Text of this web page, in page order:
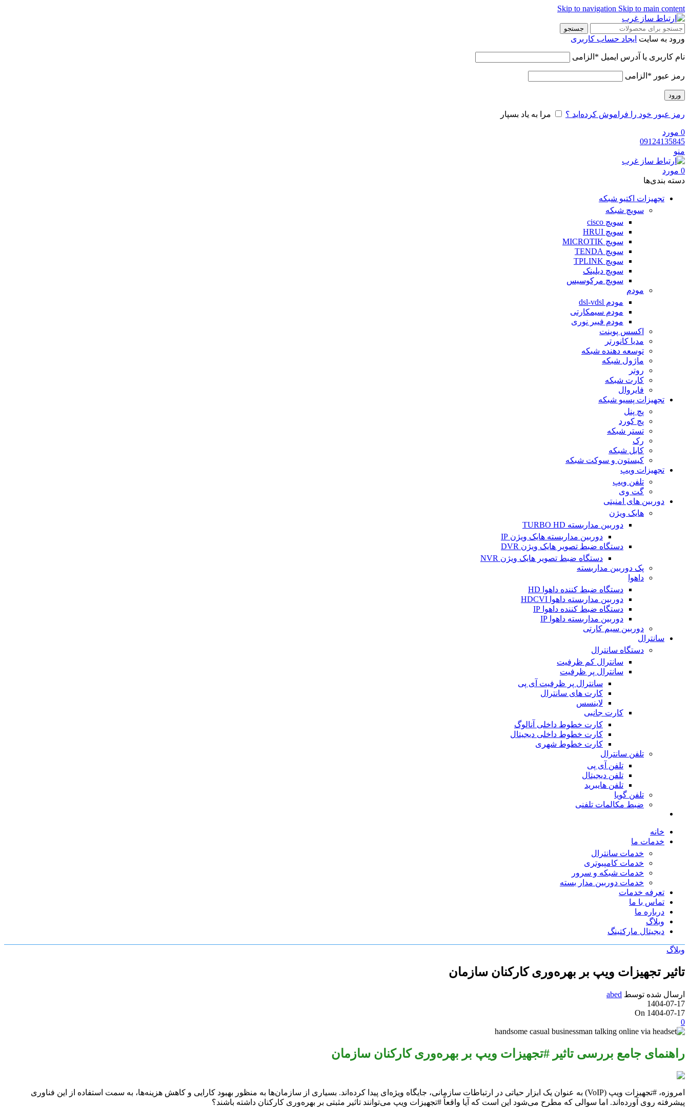
Skip to navigation Skip to main content
جستجو
ورود به سایت ایجاد حساب کاربری
نام کاربری یا آدرس ایمیل * الزامی
رمز عبور * الزامی
ورود
رمز عبور خود را فراموش کرده‌اید ؟ مرا به یاد بسپار
0 مورد
09124135845
منو
0 مورد
دسته‌ بندی‌ها
تجهیزات اکتیو شبکه
سویچ شبکه
سویچ cisco
سویچ HRUI
سویچ MICROTIK
سویچ TENDA
سویچ TPLINK
سویچ دیلینک
سویچ مرکوسیس
مودم
مودم dsl-vdsl
مودم سیمکارتی
مودم فیبر نوری
اکسس پوینت
مدیا کانورتر
توسعه دهنده شبکه
ماژول شبکه
روتر
کارت شبکه
فایروال
تجهیزات پسیو شبکه
پچ پنل
پچ کورد
تستر شبکه
رک
کابل شبکه
کیستون و سوکت شبکه
تجهیزات ویپ
تلفن ویپ
گت وی
دوربین های امنیتی
هایک ویژن
دوربین مداربسته TURBO HD
دوربین مداربسته هایک ویژن IP
دستگاه ضبط تصویر هایک ویژن DVR
دستگاه ضبط تصویر هایک ویژن NVR
پک دوربین مداربسته
داهوا
دستگاه ضبط کننده داهوا HD
دوربین مداربسته داهوا HDCVI
دستگاه ضبط کننده داهوا IP
دوربین مداربسته داهوا IP
دوربین سیم کارتی
سانترال
دستگاه سانترال
سانترال کم ظرفیت
سانترال پر ظرفیت
سانترال پر ظرفیت آی پی
کارت های سانترال
لاینسس
کارت جانبی
کارت خطوط داخلی آنالوگ
کارت خطوط داخلی دیجیتال
کارت خطوط شهری
تلفن سانترال
تلفن آی پی
تلفن دیجیتال
تلفن هایبرید
تلفن گویا
ضبط مکالمات تلفنی
خانه
خدمات ما
خدمات سانترال
خدمات کامپیوتری
خدمات شبکه و سرور
خدمات دوربین مدار بسته
تعرفه خدمات
تماس با ما
درباره ما
وبلاگ
دیجیتال مارکتینگ
وبلاگ
تاثیر تجهیزات ویپ بر بهره‌وری کارکنان سازمان
ارسال شده توسط abed
1404-07-17
On 1404-07-17
0
راهنمای جامع بررسی تاثیر #تجهیزات ویپ بر بهره‌وری کارکنان سازمان
امروزه، #تجهیزات ویپ (VoIP) به عنوان یک ابزار حیاتی در ارتباطات سازمانی، جایگاه ویژه‌ای پیدا کرده‌اند. بسیاری از سازمان‌ها به منظور بهبود کارایی و کاهش هزینه‌ها، به سمت استفاده از این فناوری
پیشرفته روی آورده‌اند. اما سوالی که مطرح می‌شود این است که آیا واقعاً #تجهیزات ویپ می‌توانند تاثیر مثبتی بر بهره‌وری کارکنان داشته باشند؟